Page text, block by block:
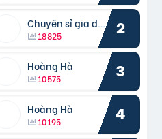
Chuyên sỉ gia dụng
18825 2
Hoàng Hà
10575 3
Hoàng Hà
10195 4